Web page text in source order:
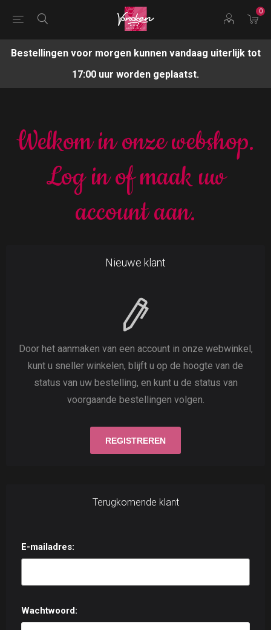
0
Bestellingen voor morgen kunnen vandaag uiterlijk tot
17:00 uur worden geplaatst.
Welkom in onze webshop.
Log in of maak uw
account aan.
Nieuwe klant
Door het aanmaken van een account in onze webwinkel,
kunt u sneller winkelen, blijft u op de hoogte van de
status van uw bestelling, en kunt u de status van
voorgaande bestellingen volgen.
Terugkomende klant
E-mailadres:
Wachtwoord: